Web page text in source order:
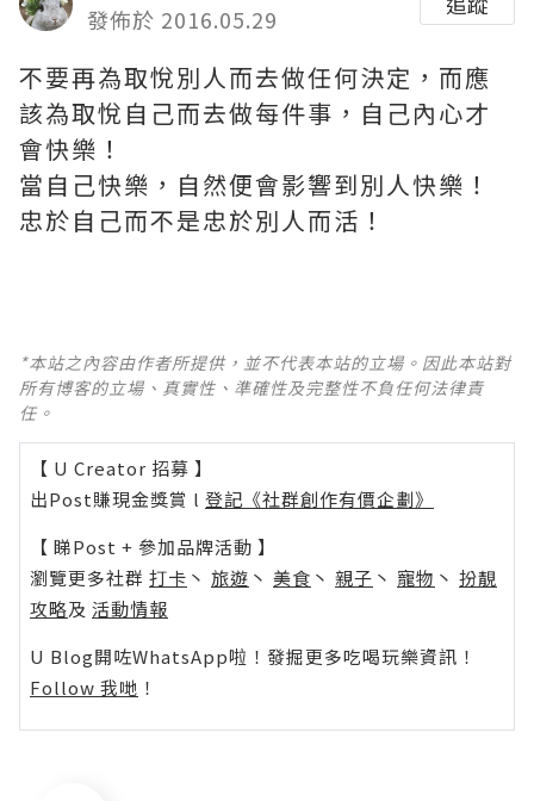
發佈於 2016.05.29
不要再為取悅別人而去做任何決定，而應
該為取悅自己而去做每件事，自己內心才
會快樂！
當自己快樂，自然便會影響到別人快樂！
忠於自己而不是忠於別人而活！
*本站之內容由作者所提供，並不代表本站的立場。因此本站對
所有博客的立場、真實性、準確性及完整性不負任何法律責
任。
【 U Creator 招募 】
出Post賺現金獎賞 l 登記《社群創作有價企劃》
【 睇Post + 參加品牌活動 】
瀏覽更多社群 打卡 丶 旅遊 丶 美食 丶 親子 丶 寵物 丶 扮靚
攻略及 活動情報
U Blog開咗WhatsApp啦！發掘更多吃喝玩樂資訊！
Follow 我哋 ！